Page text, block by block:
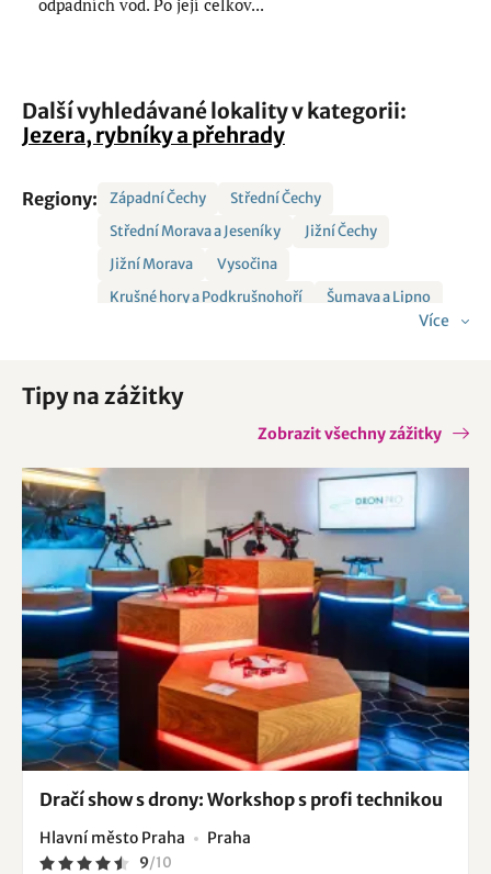
Další vyhledávané lokality v kategorii:
Jezera, rybníky a přehrady
Regiony: Západní Čechy
Střední Čechy
Střední Morava a Jeseníky
Jižní Čechy
Jižní Morava
Vysočina
Krušné hory a Podkrušnohoří
Šumava a Lipno
Českolipsko - Jizerské hory
Východní Čechy
Krkonoše a Podkrkonoší
České Švýcarsko
Více
Tipy na zážitky
Zobrazit všechny zážitky
Dračí show s drony: Workshop s profi technikou
Hlavní město Praha Praha
9/10